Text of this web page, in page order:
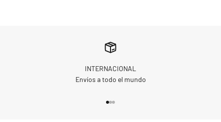
INTERNACIONAL
Envíos a todo el mundo